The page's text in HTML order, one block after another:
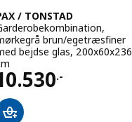
/ TONSTAD
brun/egetræsfiner
bejdse glas, 200x60x236
.-
10530.-